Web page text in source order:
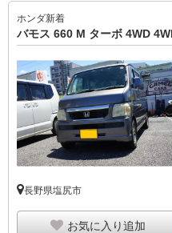
ホンダ新着
バモス 660 M ターボ 4WD
長野県塩尻市
お気に入り追加